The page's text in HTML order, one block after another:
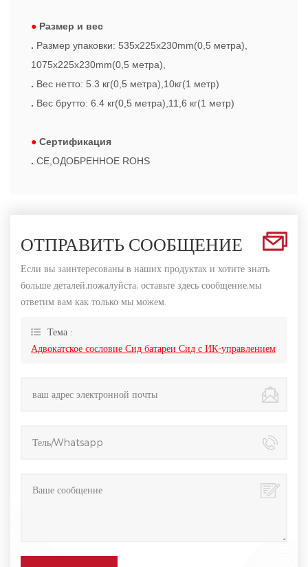
● Размер и вес
. Размер упаковки: 535x225x230mm(0,5 метра),
1075x225x230mm(0,5 метра),
. Вес нетто: 5.3 кг(0,5 метра),10кг(1 метр)
. Вес брутто: 6.4 кг(0,5 метра),11,6 кг(1 метр)
● Сертификация
. CE,ОДОБРЕННОЕ ROHS
ОТПРАВИТЬ СООБЩЕНИЕ
Если вы заинтересованы в наших продуктах и хотите знать
больше деталей,пожалуйста, оставьте здесь сообщение,мы
ответим вам как только мы можем.
Тема :
Адвокатское сословие Сид батареи Сид с ИК-управлением